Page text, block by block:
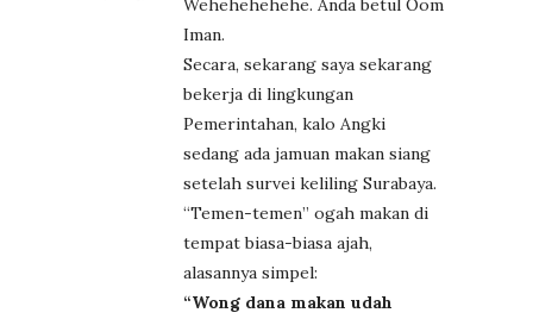
Wehehehehehe. Anda betul Oom
Iman.
Secara, sekarang saya sekarang
bekerja di lingkungan
Pemerintahan, kalo Angki
sedang ada jamuan makan siang
setelah survei keliling Surabaya.
“Temen-temen” ogah makan di
tempat biasa-biasa ajah,
alasannya simpel:
“Wong dana makan udah